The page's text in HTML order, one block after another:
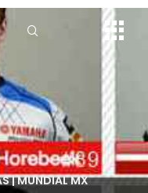
|MUNDIAL MX